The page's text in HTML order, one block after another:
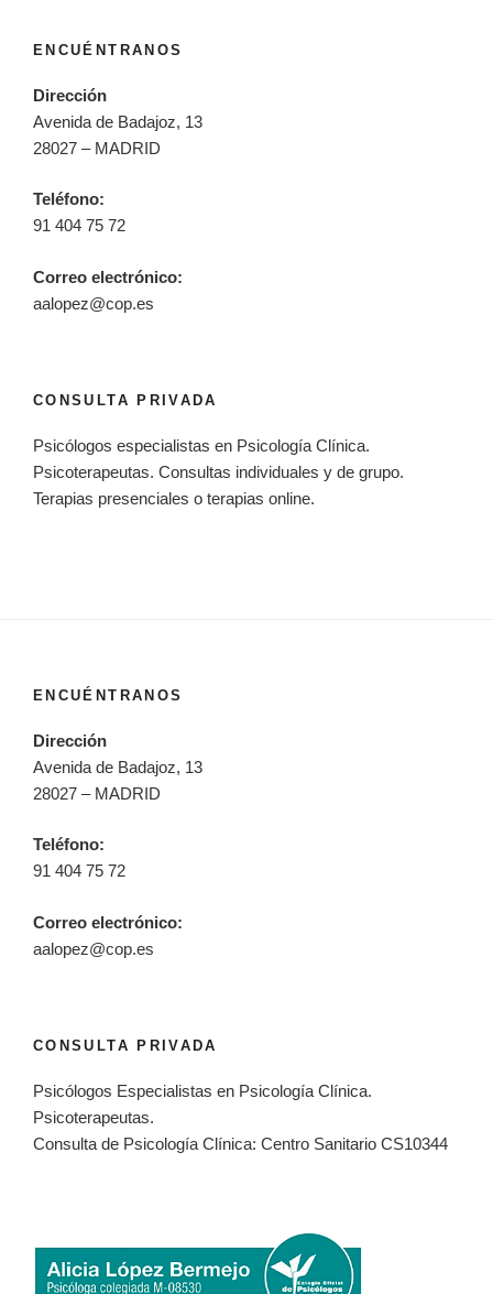
ENCUÉNTRANOS
Dirección
Avenida de Badajoz, 13
28027 – MADRID
Teléfono:
91 404 75 72
Correo electrónico:
aalopez@cop.es
CONSULTA PRIVADA
Psicólogos especialistas en Psicología Clínica.
Psicoterapeutas. Consultas individuales y de grupo.
Terapias presenciales o terapias online.
ENCUÉNTRANOS
Dirección
Avenida de Badajoz, 13
28027 – MADRID
Teléfono:
91 404 75 72
Correo electrónico:
aalopez@cop.es
CONSULTA PRIVADA
Psicólogos Especialistas en Psicología Clínica.
Psicoterapeutas.
Consulta de Psicología Clínica: Centro Sanitario CS10344